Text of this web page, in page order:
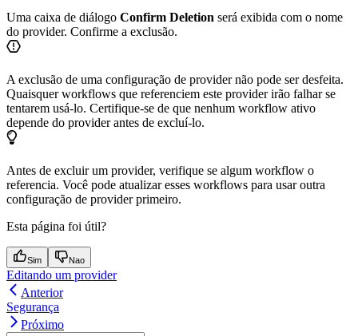
Uma caixa de diálogo Confirm Deletion será exibida com o nome
do provider. Confirme a exclusão.
A exclusão de uma configuração de provider não pode ser desfeita.
Quaisquer workflows que referenciem este provider irão falhar se
tentarem usá-lo. Certifique-se de que nenhum workflow ativo
depende do provider antes de excluí-lo.
Antes de excluir um provider, verifique se algum workflow o
referencia. Você pode atualizar esses workflows para usar outra
configuração de provider primeiro.
Esta página foi útil?
Sim Nao
Editando um provider
Anterior
Segurança
Próximo